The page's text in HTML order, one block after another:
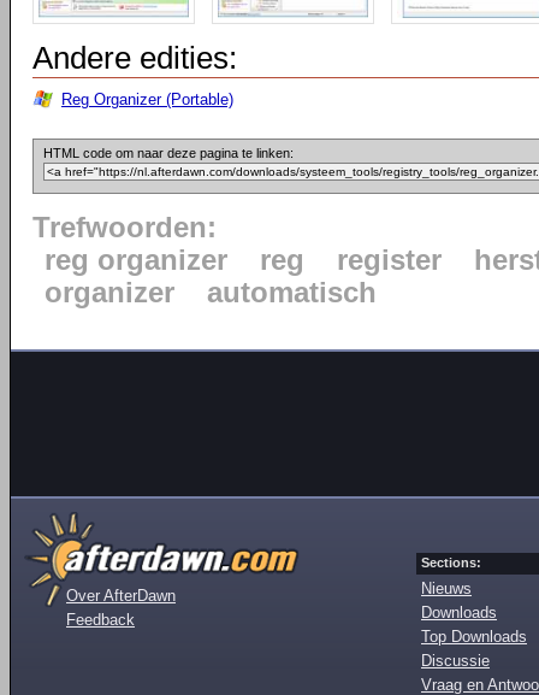
Andere edities:
Reg Organizer (Portable)
HTML code om naar deze pagina te linken:
Trefwoorden:
reg organizer
reg register
organizer
automatisch
Over AfterDawn
Feedback
Sections:
Nieuws
Downloads
Top Downloads
Discussie
Vraag en